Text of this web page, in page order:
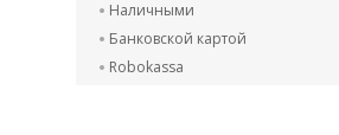
Наличными
Банковской картой
Robokassa